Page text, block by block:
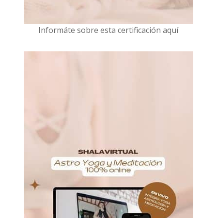
Informáte sobre esta certificación aquí